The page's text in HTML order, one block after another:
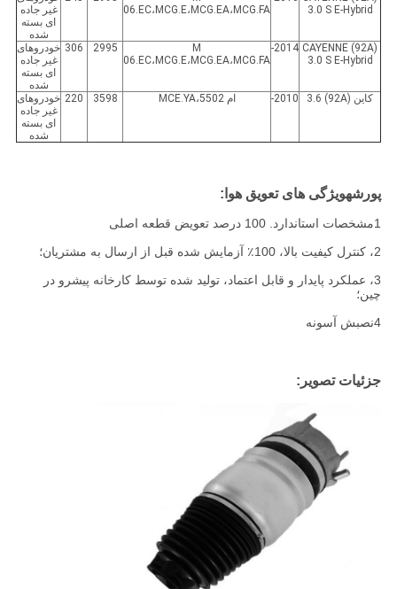
3.0 S E-Hybrid
06.EC،MCG.E،MCG.EA،MCG.FA
غیر جاده
ای بسته
شده
CAYENNE (92A)
3.0 S E-Hybrid
2014-
M
06.EC،MCG.E،MCG.EA،MCG.FA
2995
306 خودروهای
غیر جاده
ای بسته
شده
کاین (92A) 3.6
2010- ام 5502،MCE.YA 3598
220 خودروهای
غیر جاده
ای بسته
شده
پورشهویژگی های تعویق هوا:
1مشخصات استاندارد. 100 درصد تعویض قطعه اصلی
2، کنترل کیفیت بالا، 100٪ آزمایش شده قبل از ارسال به مشتریان؛
3، عملکرد پایدار و قابل اعتماد، تولید شده توسط کارخانه پیشرو در
چین؛
4نصبش آسونه
جزئیات تصویر: